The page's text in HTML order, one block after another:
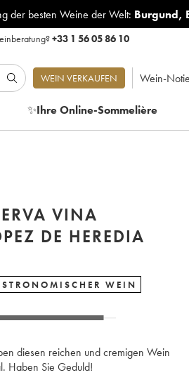
der besten Weine der Welt: Burgund,
+33 1 56 05 86 10
WEIN VERKAUFEN Wein-
✨Ihre Online-Sommelière
VINA
DE HEREDIA
WEIN
diesen reichen und cremigen Wein
Haben Sie Geduld!